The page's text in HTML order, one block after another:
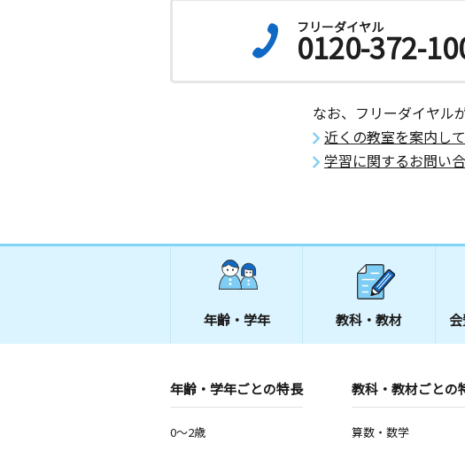
フリーダイヤル
0120-372-
なお、フリーダイヤル
近くの教室を案内し
学習に関するお問い
年齢・学年 教科・教材 会
年齢・学年ごとの特長
0～2歳
教科・教材ごとの
算数・数学